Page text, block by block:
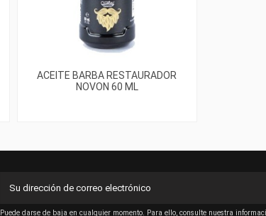
ACEITE BARBA RESTAURADOR
NOVON 60 ML
Puede darse de baja en cualquier momento. Para ello, consulte nuestra